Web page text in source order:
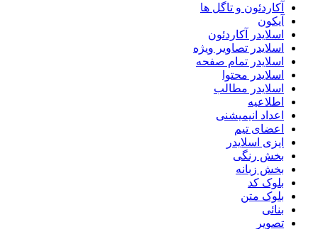
آکاردئون و تاگل ها
آیکون
اسلایدر آکاردئون
اسلایدر تصاویر ویژه
اسلایدر تمام صفحه
اسلایدر محتوا
اسلایدر مطالب
اطلاعیه
اعداد انیمیشنی
اعضای تیم
ایزی اسلایدر
بخش رنگی
بخش زبانه
بلوک کد
بلوک متن
بنائی
تصویر